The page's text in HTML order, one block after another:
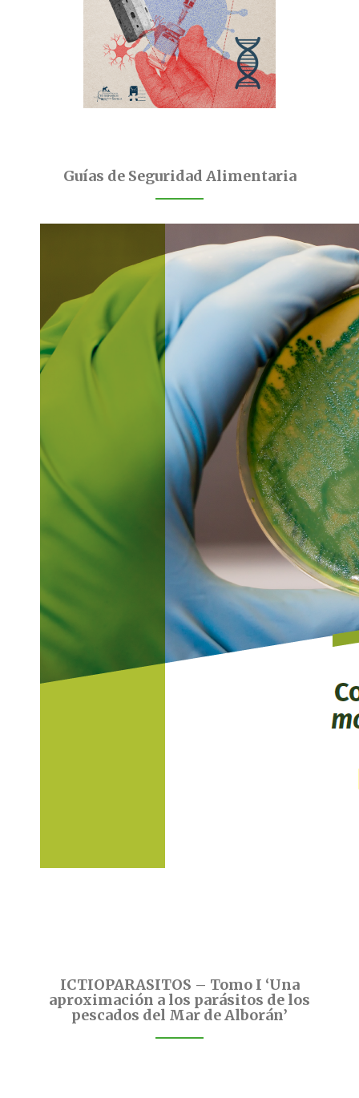
Guías de Seguridad Alimentaria
ICTIOPARASITOS – Tomo I ‘Una
aproximación a los parásitos de los
pescados del Mar de Alborán’